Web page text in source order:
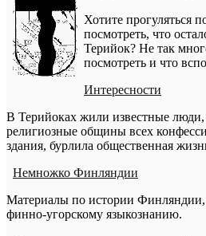
Хотите прогуляться
посмотреть, что
Терийок? Не так
посмотреть и что
Интересности
В Терийоках жили известные люди,
религиозные общины всех
здания, бурлила общественная
Немножко Финляндии
Материалы по истории
финно-угорскому языкознанию.